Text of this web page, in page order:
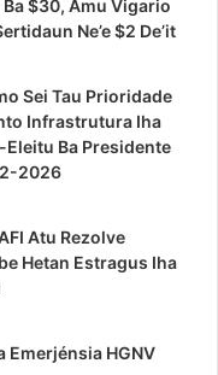
$30, Amu Vigario
Ne’e $2 De’it
Sei Tau Prioridade
Infrastrutura Iha
Eleitu Ba Presidente
2026
Atu Rezolve
Hetan Estragus Iha
Emerjénsia HGNV